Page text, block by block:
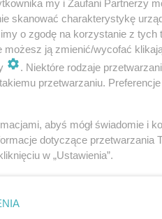
my i Zaufani Partnerzy
skanować charakterystykę
o zgodę na korzystanie z tych
możesz ją zmienić/wycofać
. Niektóre rodzaje
przetwarzaniu.
abyś mógł świadomie i
dotyczące przetwarzania
w „Ustawienia”.